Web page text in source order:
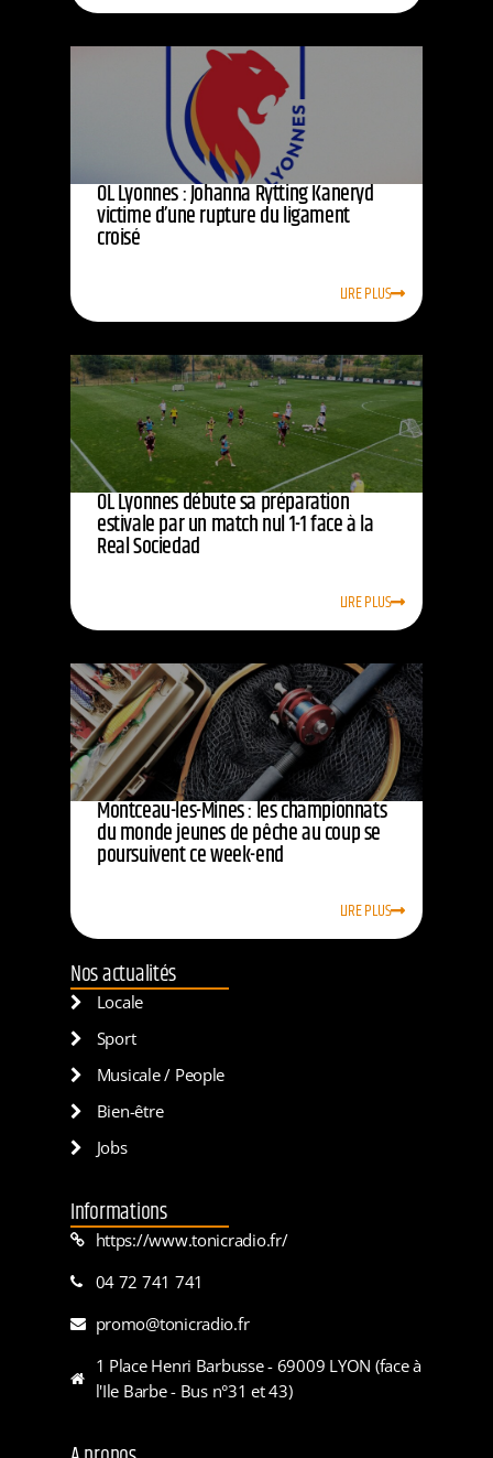
OL Lyonnes : Johanna Rytting Kaneryd
victime d’une rupture du ligament
croisé
LIRE PLUS
OL Lyonnes débute sa préparation
estivale par un match nul 1-1 face à la
Real Sociedad
LIRE PLUS
Montceau-les-Mines : les championnats
du monde jeunes de pêche au coup se
poursuivent ce week-end
LIRE PLUS
Nos actualités
Locale
Sport
Musicale / People
Bien-être
Jobs
Informations
https://www.tonicradio.fr/
04 72 741 741
promo@tonicradio.fr
1 Place Henri Barbusse - 69009 LYON (face à
l'Ile Barbe - Bus n°31 et 43)